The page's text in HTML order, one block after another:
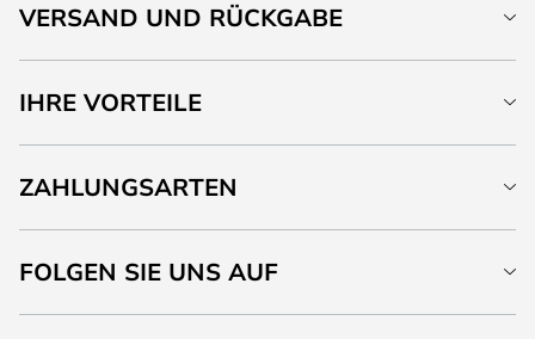
VERSAND UND RÜCKGABE
IHRE VORTEILE
ZAHLUNGSARTEN
FOLGEN SIE UNS AUF